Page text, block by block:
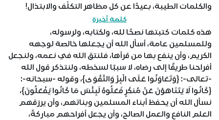
والكلمات الطيبة، بعيدًا عن كل مظاهر التكلّف والابتذال!
كلمة أخيرة
هذه كلمات كتبتها نصحًا لله، ولكتابه، ولرسوله،
وللمسلمين عامة، أسأل الله أن يجعلها خالصة لوجهه
الكريم، وأن ينفع بها من قرأها، فلنتق الله في نعمه، ولنجعل
أفراحنا طريقًا إلى رضاه، لا سببًا لسخطه، ولنتذكر قول الله
-تعالى-: {وَتَعَاوَنُوا عَلَى الْبِرِّ وَالتَّقْوَى}، وقوله -سبحانه-:
{كَانُوا لَا يَتَنَاهَوْنَ عَنْ مُنكَرٍ فَعَلُوهُ لَبِئْسَ مَا كَانُوا يَفْعَلُونَ}،
نسأل الله أن يحفظ أبناء المسلمين وبناتهم، وأن يرزقهم
العلم النافع والعمل الصالح، وأن يجعل أفراحهم مباركةً،